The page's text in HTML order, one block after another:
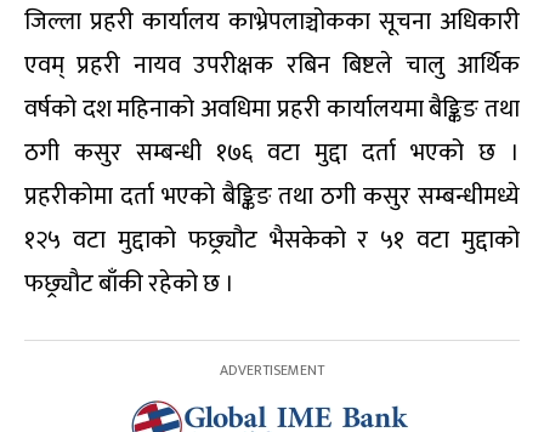
जिल्ला प्रहरी कार्यालय काभ्रेपलाञ्चोकका सूचना अधिकारी
एवम् प्रहरी नायव उपरीक्षक रबिन बिष्टले चालु आर्थिक
वर्षको दश महिनाको अवधिमा प्रहरी कार्यालयमा बैङ्किङ तथा
ठगी कसुर सम्बन्धी १७६ वटा मुद्दा दर्ता भएको छ ।
प्रहरीकोमा दर्ता भएको बैङ्किङ तथा ठगी कसुर सम्बन्धीमध्ये
१२५ वटा मुद्दाको फछ्र्यौट भैसकेको र ५१ वटा मुद्दाको
फछ्र्यौट बाँकी रहेको छ ।